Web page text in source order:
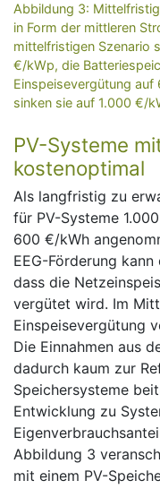
Abbildung 3:
in Form der mittleren
mittelfristigen Szenario
€/kWp, die
Einspeisevergütung
sinken sie auf 1.000 €/
PV-Systeme
kostenoptimal
Als langfristig zu
für PV-Systeme
600 €/kWh
EEG-Förderung
dass die
vergütet wird. Im
Einspeisevergütung
Die Einnahmen aus
dadurch kaum zur
Speichersysteme
Entwicklung zu
Abbildung 3
mit einem PV-